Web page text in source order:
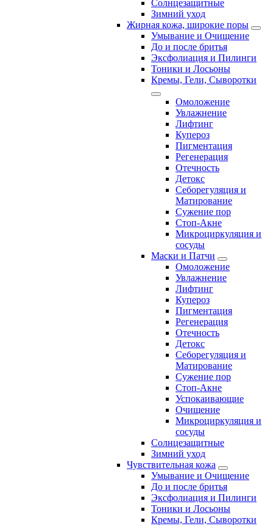
Солнцезащитные
Зимний уход
Жирная кожа, широкие поры
Умывание и Очищение
До и после бритья
Эксфолиация и Пилинги
Тоники и Лосьоны
Кремы, Гели, Сыворотки
Омоложение
Увлажнение
Лифтинг
Купероз
Пигментация
Регенерация
Отечность
Детокс
Себорегуляция и
Матирование
Сужение пор
Стоп-Акне
Микроциркуляция и
сосуды
Маски и Патчи
Омоложение
Увлажнение
Лифтинг
Купероз
Пигментация
Регенерация
Отечность
Детокс
Себорегуляция и
Матирование
Сужение пор
Стоп-Акне
Успокаивающие
Очищение
Микроциркуляция и
сосуды
Солнцезащитные
Зимний уход
Чувствительная кожа
Умывание и Очищение
До и после бритья
Эксфолиация и Пилинги
Тоники и Лосьоны
Кремы, Гели, Сыворотки